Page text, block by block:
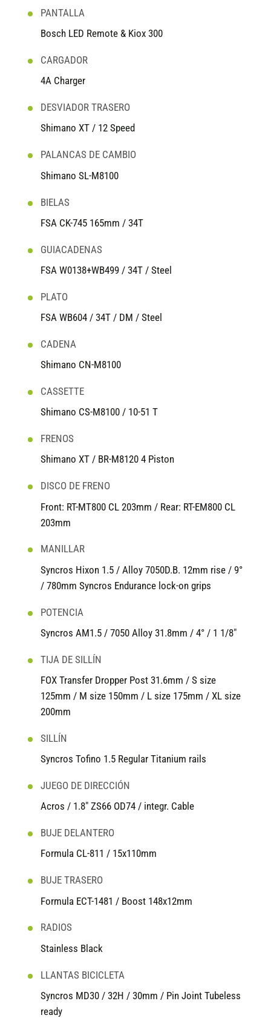
PANTALLA
Bosch LED Remote & Kiox 300
CARGADOR
4A Charger
DESVIADOR TRASERO
Shimano XT / 12 Speed
PALANCAS DE CAMBIO
Shimano SL-M8100
BIELAS
FSA CK-745 165mm / 34T
GUIACADENAS
FSA W0138+WB499 / 34T / Steel
PLATO
FSA WB604 / 34T / DM / Steel
CADENA
Shimano CN-M8100
CASSETTE
Shimano CS-M8100 / 10-51 T
FRENOS
Shimano XT / BR-M8120 4 Piston
DISCO DE FRENO
Front: RT-MT800 CL 203mm / Rear: RT-EM800 CL
203mm
MANILLAR
Syncros Hixon 1.5 / Alloy 7050D.B. 12mm rise / 9°
/ 780mm Syncros Endurance lock-on grips
POTENCIA
Syncros AM1.5 / 7050 Alloy 31.8mm / 4° / 1 1/8"
TIJA DE SILLÍN
FOX Transfer Dropper Post 31.6mm / S size
125mm / M size 150mm / L size 175mm / XL size
200mm
SILLÍN
Syncros Tofino 1.5 Regular Titanium rails
JUEGO DE DIRECCIÓN
Acros / 1.8" ZS66 OD74 / integr. Cable
BUJE DELANTERO
Formula CL-811 / 15x110mm
BUJE TRASERO
Formula ECT-1481 / Boost 148x12mm
RADIOS
Stainless Black
LLANTAS BICICLETA
Syncros MD30 / 32H / 30mm / Pin Joint Tubeless
ready